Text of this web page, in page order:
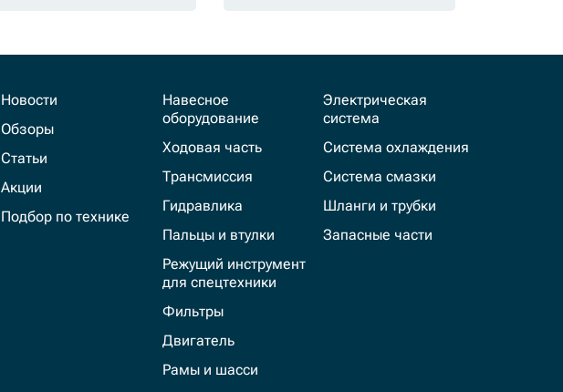
Новости
Обзоры
Статьи
Акции
Подбор по технике
Навесное
оборудование
Ходовая часть
Трансмиссия
Гидравлика
Пальцы и втулки
Режущий инструмент
для спецтехники
Фильтры
Двигатель
Рамы и шасси
Электрическая
система
Система охлаждения
Система смазки
Шланги и трубки
Запасные части